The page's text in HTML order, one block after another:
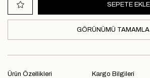
GÖRÜNÜMÜ TAMAMLA
Ürün Özellikleri Kargo Bilgileri